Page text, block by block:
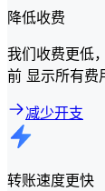
降低收费
我们收费更低
前 显示所有费
减少开支
转账速度更快